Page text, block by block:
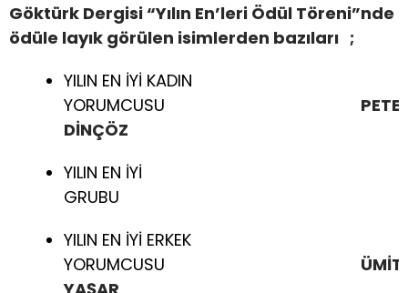
Göktürk Dergisi “Yılın En’leri Ödül Töreni”nde
ödüle layık görülen isimlerden bazıları ;
YILIN EN İYİ KADIN
YORUMCUSU
DİNÇÖZ
YILIN EN İYİ
YILIN EN İYİ ERKEK
YORUMCUSU ÜMİT